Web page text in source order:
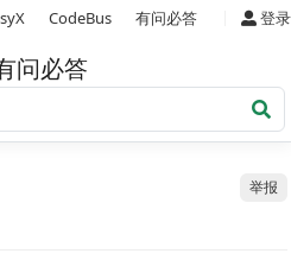
CodeBus 有问必答 登录
问必答
举报